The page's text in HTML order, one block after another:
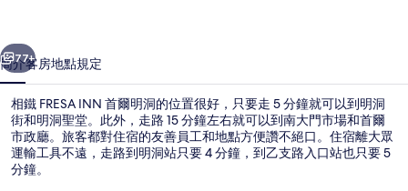
洞
的
相
片
集
個 下一個
77+
簡介客房地點規定
相鐵 FRESA INN 首爾明洞的位置很好，只要走 5 分鐘就可以到明洞
街和明洞聖堂。此外，走路 15 分鐘左右就可以到南大門市場和首爾
市政廳。旅客都對住宿的友善員工和地點方便讚不絕口。住宿離大眾
運輸工具不遠，走路到明洞站只要 4 分鐘，到乙支路入口站也只要 5
分鐘。